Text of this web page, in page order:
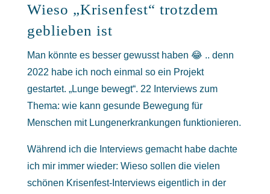
Wieso „Krisenfest“ trotzdem
geblieben ist
Man könnte es besser gewusst haben 😂 .. denn
2022 habe ich noch einmal so ein Projekt
gestartet. „Lunge bewegt“. 22 Interviews zum
Thema: wie kann gesunde Bewegung für
Menschen mit Lungenerkrankungen funktionieren.
Während ich die Interviews gemacht habe dachte
ich mir immer wieder: Wieso sollen die vielen
schönen Krisenfest-Interviews eigentlich in der